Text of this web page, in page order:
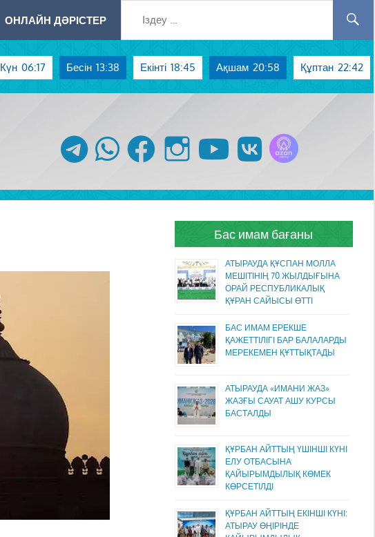
ОНЛАЙН ДӘРІСТЕР
Күн 06:17 Бесін 13:38 Екінті 18:45 Ақшам 20:58 Құптан 22:42
telegram whatsapp facebook instagram youtubevk
Бас имам бағаны
АТЫРАУДА ҚҰСПАН МОЛЛА
МЕШІТІНІҢ 70 ЖЫЛДЫҒЫНА
ОРАЙ РЕСПУБЛИКАЛЫҚ
ҚҰРАН САЙЫСЫ ӨТТІ
БАС ИМАМ ЕРЕКШЕ
ҚАЖЕТТІЛІГІ БАР БАЛАЛАРДЫ
МЕРЕКЕМЕН ҚҰТТЫҚТАДЫ
АТЫРАУДА «ИМАНИ ЖАЗ»
ЖАЗҒЫ САУАТ АШУ КУРСЫ
БАСТАЛДЫ
ҚҰРБАН АЙТТЫҢ ҮШІНШІ КҮНІ
ЕЛУ ОТБАСЫНА
ҚАЙЫРЫМДЫЛЫҚ КӨМЕК
КӨРСЕТІЛДІ
ҚҰРБАН АЙТТЫҢ ЕКІНШІ КҮНІ:
АТЫРАУ ӨҢІРІНДЕ